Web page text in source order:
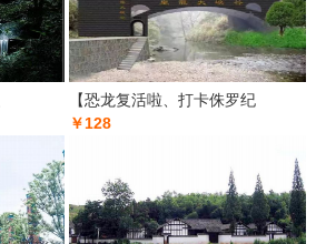
【恐龙复活啦、打卡侏罗纪
￥128